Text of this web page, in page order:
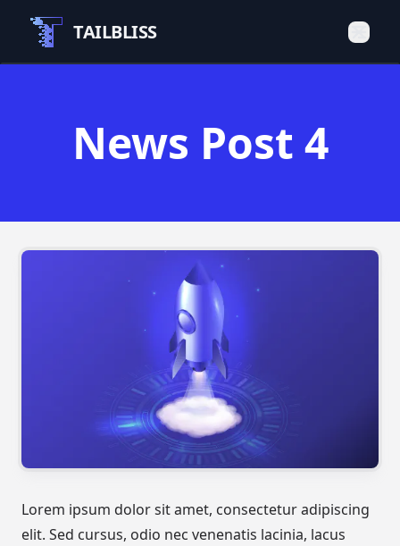
TAILBLISS
News Post 4
Lorem ipsum dolor sit amet, consectetur adipiscing
elit. Sed cursus, odio nec venenatis lacinia, lacus